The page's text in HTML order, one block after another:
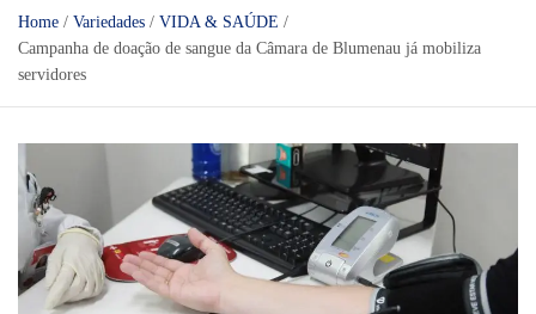
Home Variedades
VIDA & SAÚDE
Campanha de doação de sangue da Câmara de Blumenau já mobiliza
servidores